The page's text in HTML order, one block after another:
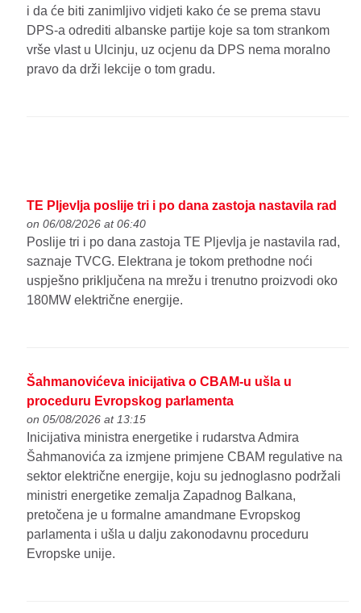
i da će biti zanimljivo vidjeti kako će se prema stavu
DPS-a odrediti albanske partije koje sa tom strankom
vrše vlast u Ulcinju, uz ocjenu da DPS nema moralno
pravo da drži lekcije o tom gradu.
TE Pljevlja poslije tri i po dana zastoja nastavila rad
on 06/08/2026 at 06:40
Poslije tri i po dana zastoja TE Pljevlja je nastavila rad,
saznaje TVCG. Elektrana je tokom prethodne noći
uspješno priključena na mrežu i trenutno proizvodi oko
180MW električne energije.
Šahmanovićeva inicijativa o CBAM-u ušla u
proceduru Evropskog parlamenta
on 05/08/2026 at 13:15
Inicijativa ministra energetike i rudarstva Admira
Šahmanovića za izmjene primjene CBAM regulative na
sektor električne energije, koju su jednoglasno podržali
ministri energetike zemalja Zapadnog Balkana,
pretočena je u formalne amandmane Evropskog
parlamenta i ušla u dalju zakonodavnu proceduru
Evropske unije.